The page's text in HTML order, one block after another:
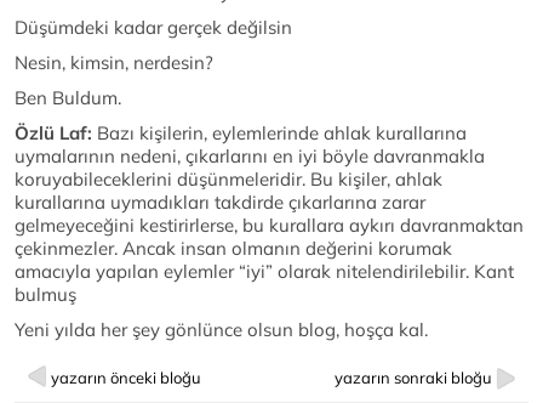
Düşümdeki kadar gerçek değilsin
Nesin, kimsin, nerdesin?
Ben Buldum.
Özlü Laf: Bazı kişilerin, eylemlerinde ahlak kurallarına
uymalarının nedeni, çıkarlarını en iyi böyle davranmakla
koruyabileceklerini düşünmeleridir. Bu kişiler, ahlak
kurallarına uymadıkları takdirde çıkarlarına zarar
gelmeyeceğini kestirirlerse, bu kurallara aykırı davranmaktan
çekinmezler. Ancak insan olmanın değerini korumak
amacıyla yapılan eylemler “iyi” olarak nitelendirilebilir. Kant
bulmuş
Yeni yılda her şey gönlünce olsun blog, hoşça kal.
yazarın önceki bloğu yazarın sonraki bloğu